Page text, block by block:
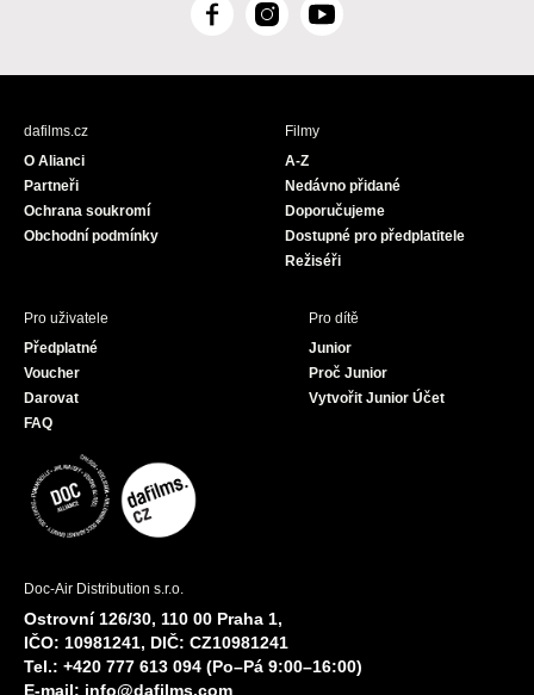
F
c
I
s
Y
u
dafilms.cz
O Alianci
Partneři
Ochrana soukromí
Obchodní podmínky
Filmy
A-Z
Nedávno přidané
Doporučujeme
Dostupné pro předplatitele
Režiséři
Pro uživatele
Předplatné
Voucher
Darovat
FAQ
Pro dítě
Junior
Proč Junior
Vytvořit Junior Účet
Doc-Air Distribution s.r.o.
Ostrovní 126/30, 110 00 Praha 1,
IČO: 10981241, DIČ: CZ10981241
Tel.: +420 777 613 094 (Po–Pá 9:00–16:00)
E-mail: info@dafilms.com